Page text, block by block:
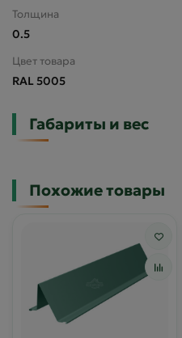
Толщина
0.5
Цвет товара
RAL 5005
Габариты и вес
Похожие товары